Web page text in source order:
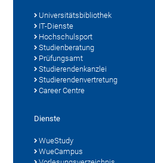
Universitätsbibliothek
IT-Dienste
Hochschulsport
Studienberatung
Prüfungsamt
Studierendenkanzlei
Studierendenvertretung
Career Centre
Dienste
WueStudy
WueCampus